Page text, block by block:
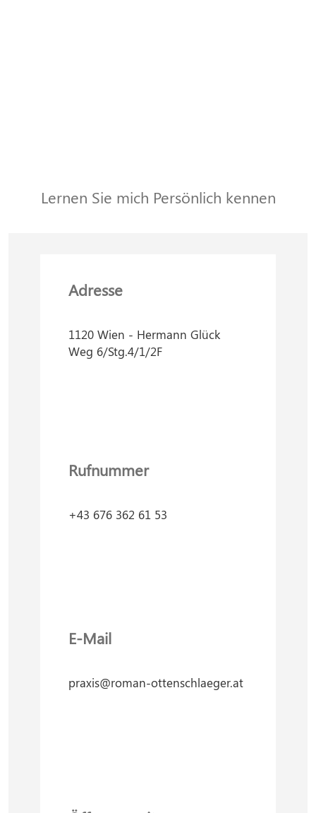
Lernen Sie mich Persönlich kennen
Adresse
1120 Wien - Hermann Glück
Weg 6/Stg.4/1/2F
Rufnummer
+43 676 362 61 53
E-Mail
praxis@roman-ottenschlaeger.at